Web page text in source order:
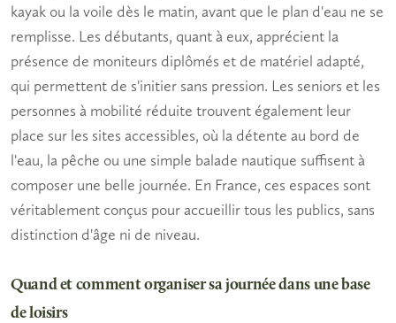
kayak ou la voile dès le matin, avant que le plan d'eau ne se
remplisse. Les débutants, quant à eux, apprécient la
présence de moniteurs diplômés et de matériel adapté,
qui permettent de s'initier sans pression. Les seniors et les
personnes à mobilité réduite trouvent également leur
place sur les sites accessibles, où la détente au bord de
l'eau, la pêche ou une simple balade nautique suffisent à
composer une belle journée. En France, ces espaces sont
véritablement conçus pour accueillir tous les publics, sans
distinction d'âge ni de niveau.
Quand et comment organiser sa journée dans une base
de loisirs